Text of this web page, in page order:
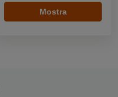
Mostra